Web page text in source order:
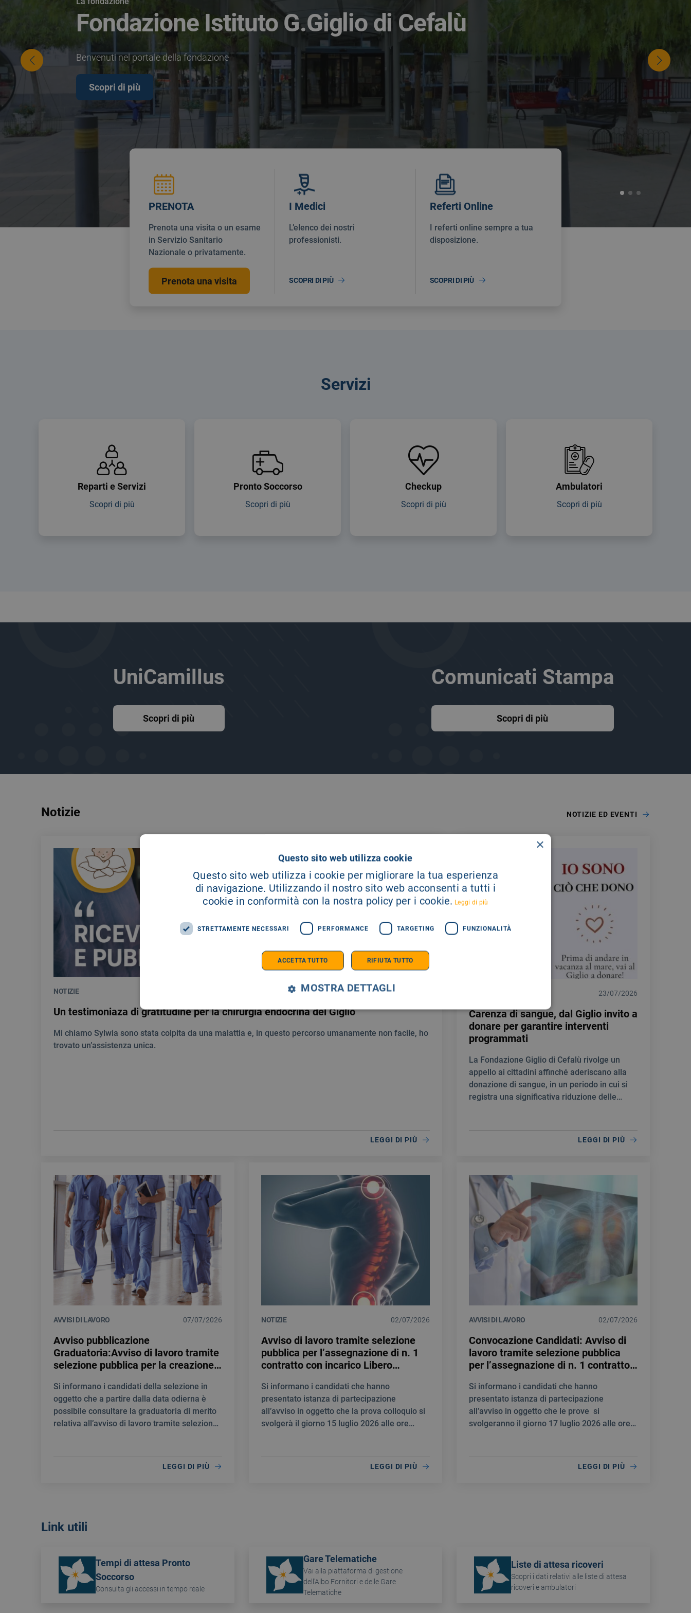
Fondazione Istituto G.Giglio di Cefalù
Benvenuti nel portale della fondazione
Scopri di più
PRENOTA
Prenota una visita o un esame
in Servizio Sanitario
Nazionale o privatamente.
Prenota una visita
I Medici
L’elenco dei nostri
professionisti.
SCOPRI DI PIÙ
Referti Online
I referti online sempre a tua
disposizione.
SCOPRI DI PIÙ
Servizi
Reparti e Servizi
Scopri di più
Pronto Soccorso
Scopri di più
Checkup
Scopri di più
Ambulatori
Scopri di più
UniCamillus
Scopri di più
Comunicati Stampa
Scopri di più
Notizie NOTIZIE ED EVENTI
NOTIZIE 28/07/2026
Un testimoniaza di gratitudine per la chirurgia endocrina del Giglio
Mi chiamo Sylwia sono stata colpita da una malattia e, in questo percorso umanamente non facile, ho
trovato un’assistenza unica.
LEGGI DI PIÙ
23/07/2026
Carenza di sangue, dal Giglio invito a
donare per garantire interventi
programmati
La Fondazione Giglio di Cefalù rivolge un
appello ai cittadini affinché aderiscano alla
donazione di sangue, in un periodo in cui si
registra una significativa riduzione delle
LEGGI DI PIÙ
AVVISI DI LAVORO 07/07/2026
Avviso pubblicazione
Graduatoria:Avviso di lavoro tramite
selezione pubblica per la creazione
di individuare personale idoneo per
la stipula di contratti a tempo
determinato quale INFERMIERE
Si informano i candidati della selezione in
oggetto che a partire dalla data odierna è
possibile consultare la graduatoria di merito
relativa all’avviso di lavoro tramite selezione
LEGGI DI PIÙ
NOTIZIE 02/07/2026
Avviso di lavoro tramite selezione
pubblica per l’assegnazione di n. 1
contratto con incarico Libero
Medico specialista in: ORTOPEDIA E
TRAUMATOLOGIA e/o
NEUROCHIRURGIA
Si informano i candidati che hanno
presentato istanza di partecipazione
all’avviso in oggetto che la prova colloquio si
svolgerà il giorno 15 luglio 2026 alle ore
LEGGI DI PIÙ
AVVISI DI LAVORO 02/07/2026
Convocazione Candidati: Avviso di
lavoro tramite selezione pubblica
per l’assegnazione di n. 1 contratto
MEDICO SPECIALISTA IN
ONCOLOGIA
Si informano i candidati che hanno
presentato istanza di partecipazione
all’avviso in oggetto che le prove si
svolgeranno il giorno 17 luglio 2026 alle ore
LEGGI DI PIÙ
Link utili
Tempi di attesa Pronto
Soccorso
Consulta gli accessi in tempo reale
Gare Telematiche
Vai alla piattaforma di gestione
dell'Albo Fornitori e delle Gare
Telematiche
Liste di attesa ricoveri
Scopri i dati relativi alle liste di attesa
ricoveri e ambulatori
×
Questo sito web utilizza cookie
Questo sito web utilizza i cookie per migliorare la tua esperienza
di navigazione. Utilizzando il nostro sito web acconsenti a tutti i
cookie in conformità con la nostra policy per i cookie. Leggi di più
STRETTAMENTE NECESSARI PERFORMANCE TARGETING FUNZIONALITÀ
ACCETTA TUTTO RIFIUTA TUTTO
MOSTRA DETTAGLI